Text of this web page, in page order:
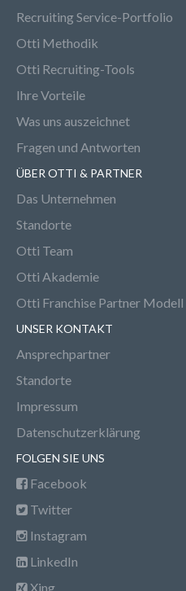
Recruiting Service-Portfolio
Otti Methodik
Otti Recruiting-Tools
Ihre Vorteile
Was uns auszeichnet
Fragen und Antworten
ÜBER OTTI & PARTNER
Das Unternehmen
Standorte
Otti Team
Otti Akademie
Otti Franchise Partner Modell
UNSER KONTAKT
Ansprechpartner
Standorte
Impressum
Datenschutzerklärung
FOLGEN SIE UNS
Facebook
Twitter
Instagram
LinkedIn
Xing